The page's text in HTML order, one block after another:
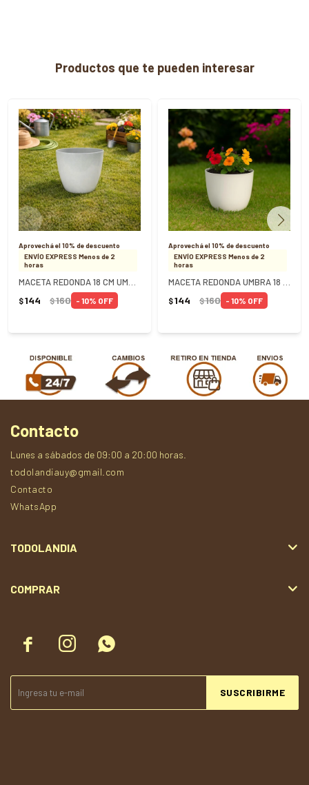
Productos que te pueden interesar
Aprovechá el 10% de descuento
ENVÍO EXPRESS Menos de 2
horas
$144 $160 10
Aprovechá el 10% de descuento
ENVÍO EXPRESS Menos de 2
horas
$144 $160 10
  
SUSCRIBIRME
Contacto
Lunes a sábados de 09:00 a 20:00 horas.
todolandiauy@gmail.com
Contacto
WhatsApp
TODOLANDIA
COMPRAR